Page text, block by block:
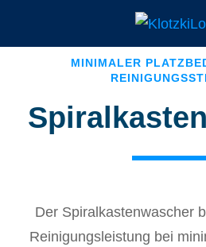
MINIMALER
Der Spiralkastenwascher
Reinigungsleistung bei